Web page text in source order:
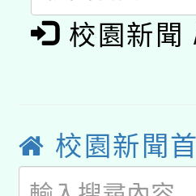
礎課程
A3數位素
「數位內
薪期間赴
轉知經濟
業技術研
115年8月
校園新聞
校園新聞